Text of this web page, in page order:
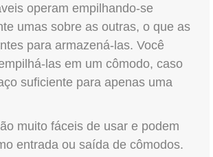
operam empilhando-se
umas sobre as outras, o que as
para armazená-las. Você
las em um cômodo, caso
suficiente para apenas uma
muito fáceis de usar e podem
entrada ou saída de cômodos.